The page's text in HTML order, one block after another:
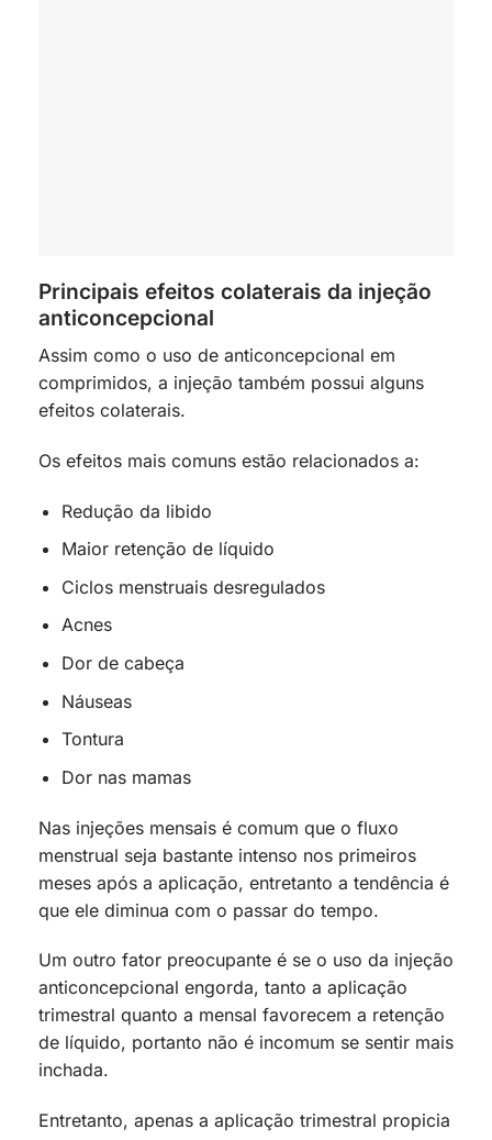
Principais efeitos colaterais da injeção
anticoncepcional
Assim como o uso de anticoncepcional em
comprimidos, a injeção também possui alguns
efeitos colaterais.
Os efeitos mais comuns estão relacionados a:
Redução da libido
Maior retenção de líquido
Ciclos menstruais desregulados
Acnes
Dor de cabeça
Náuseas
Tontura
Dor nas mamas
Nas injeções mensais é comum que o fluxo
menstrual seja bastante intenso nos primeiros
meses após a aplicação, entretanto a tendência é
que ele diminua com o passar do tempo.
Um outro fator preocupante é se o uso da injeção
anticoncepcional engorda, tanto a aplicação
trimestral quanto a mensal favorecem a retenção
de líquido, portanto não é incomum se sentir mais
inchada.
Entretanto, apenas a aplicação trimestral propicia